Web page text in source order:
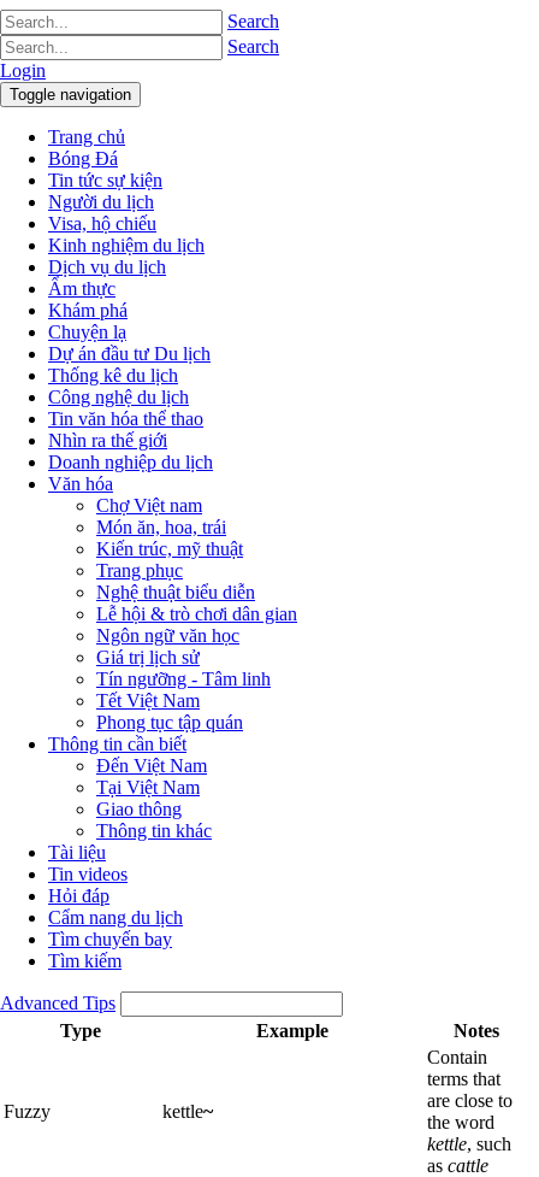
Search
Search
Login
Toggle navigation
Trang chủ
Bóng Đá
Tin tức sự kiện
Người du lịch
Visa, hộ chiếu
Kinh nghiệm du lịch
Dịch vụ du lịch
Ẩm thực
Khám phá
Chuyện lạ
Dự án đầu tư Du lịch
Thống kê du lịch
Công nghệ du lịch
Tin văn hóa thể thao
Nhìn ra thế giới
Doanh nghiệp du lịch
Văn hóa
Chợ Việt nam
Món ăn, hoa, trái
Kiến trúc, mỹ thuật
Trang phục
Nghệ thuật biểu diễn
Lễ hội & trò chơi dân gian
Ngôn ngữ văn học
Giá trị lịch sử
Tín ngưỡng - Tâm linh
Tết Việt Nam
Phong tục tập quán
Thông tin cần biết
Đến Việt Nam
Tại Việt Nam
Giao thông
Thông tin khác
Tài liệu
Tin videos
Hỏi đáp
Cẩm nang du lịch
Tìm chuyến bay
Tìm kiếm
Advanced Tips
Type
Example Notes
Fuzzy kettle~
Contain
terms that
are close to
the word
kettle, such
as cattle